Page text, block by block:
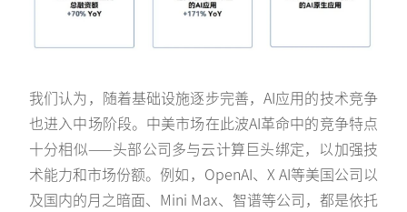
我们认为，随着基础设施逐步完善，AI应用的技术竞争
也进入中场阶段。中美市场在此波AI革命中的竞争特点
十分相似——头部公司多与云计算巨头绑定，以加强技
术能力和市场份额。例如，OpenAI、X AI等美国公司以
及国内的月之暗面、Mini Max、智谱等公司，都是依托